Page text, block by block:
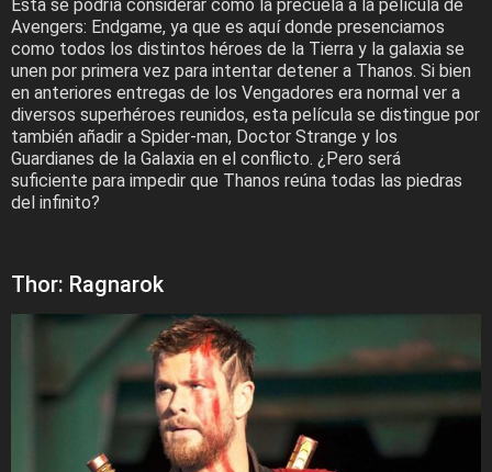
Esta se podría considerar como la precuela a la película de
Avengers: Endgame, ya que es aquí donde presenciamos
como todos los distintos héroes de la Tierra y la galaxia se
unen por primera vez para intentar detener a Thanos. Si bien
en anteriores entregas de los Vengadores era normal ver a
diversos superhéroes reunidos, esta película se distingue por
también añadir a Spider-man, Doctor Strange y los
Guardianes de la Galaxia en el conflicto. ¿Pero será
suficiente para impedir que Thanos reúna todas las piedras
del infinito?
Thor: Ragnarok